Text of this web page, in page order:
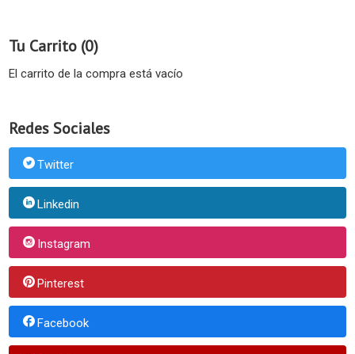
Tu Carrito (0)
El carrito de la compra está vacío
Redes Sociales
Twitter
Linkedin
Instagram
Pinterest
Facebook